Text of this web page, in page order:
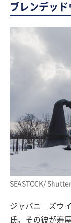
ブレンデッド
SEASTOCK/
ジャパニーズウ
氏。その彼が寿